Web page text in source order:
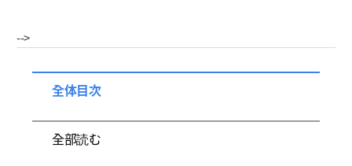
-->
全体目次
全部読む